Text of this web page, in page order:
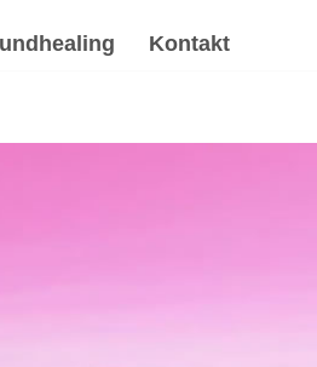
Kontakt
& Reiki, Psychotherapie
✓Soundhealing & Reiki